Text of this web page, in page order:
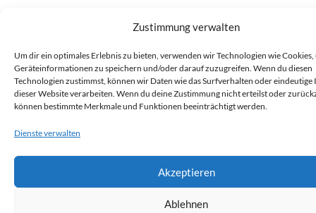
Zustimmung verwalten
Um dir ein optimales Erlebnis zu bieten, verwenden wir Technologien wie Cookies,
Geräteinformationen zu speichern und/oder darauf zuzugreifen. Wenn du diesen
Technologien zustimmst, können wir Daten wie das Surfverhalten oder eindeutige
dieser Website verarbeiten. Wenn du deine Zustimmung nicht erteilst oder
können bestimmte Merkmale und Funktionen beeinträchtigt werden.
Dienste verwalten
Akzeptieren
Ablehnen